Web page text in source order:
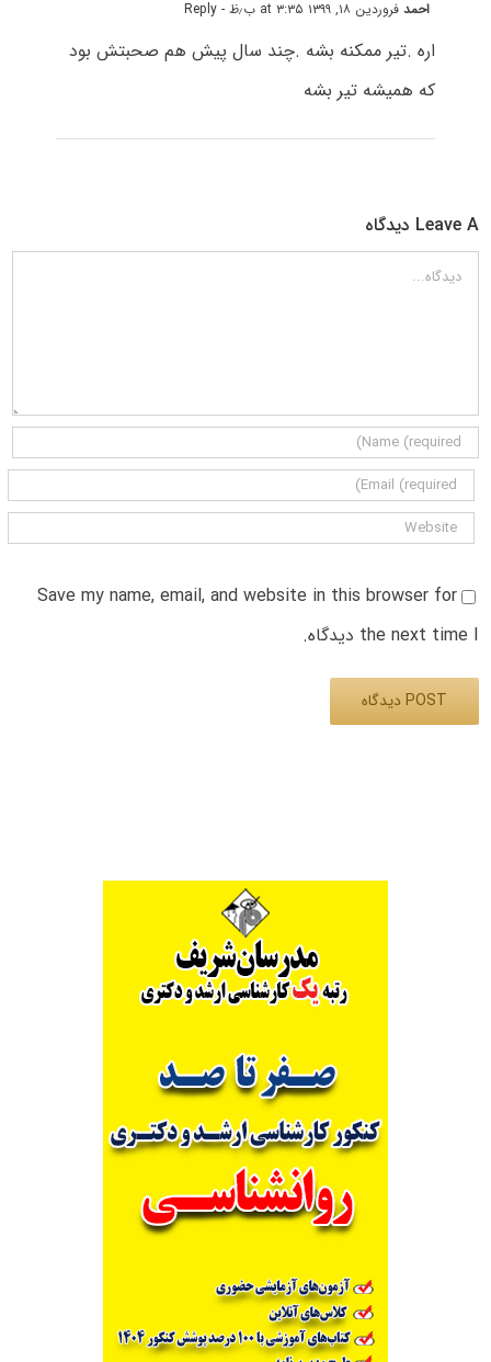
احمدفروردین ۱۸, ۱۳۹۹ at ۳:۳۵ ب٫ظ - Reply
اره .تیر ممکنه بشه .چند سال پیش هم صحبتش بود
که همیشه تیر بشه
Leave A دیدگاه
دیدگاه
Save my name, email, and website in this browser for
the next time I دیدگاه.